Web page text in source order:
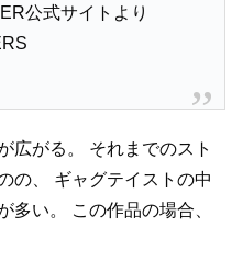
公式サイトより
広がる。
それまでのスト
の、
ギャグテイストの中
多い。
この作品の場合、